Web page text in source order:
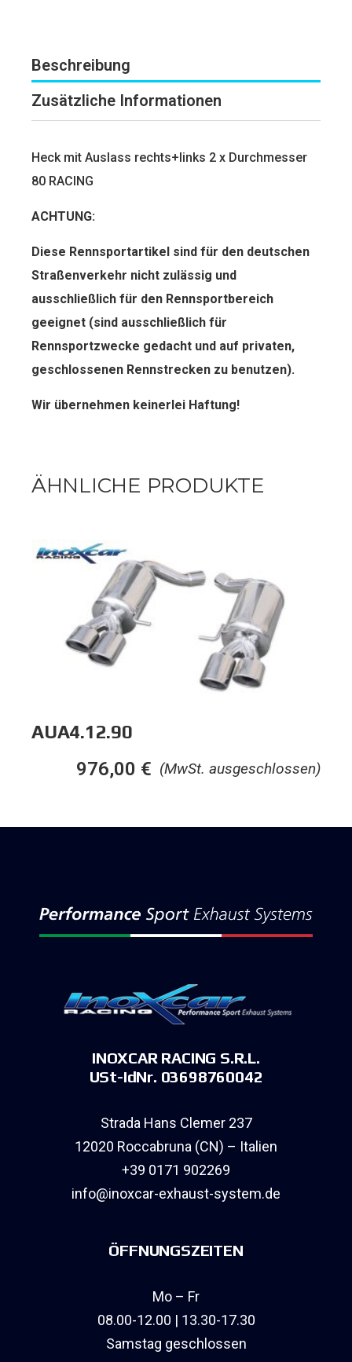
Beschreibung
Zusätzliche Informationen
Heck mit Auslass rechts+links 2 x Durchmesser
80 RACING
ACHTUNG:
Diese Rennsportartikel sind für den deut­schen
Straßenverkehr nicht zulässig und
ausschließlich für den Rennsportbereich
geeignet (sind ausschließlich für
Rennsportzwecke gedacht und auf privaten,
geschlossenen Rennstrecken zu benutzen).
Wir übernehmen keinerlei Haftung!
ÄHNLICHE PRODUKTE
AUA4.12.90
(MwSt. ausgeschlossen)
976,00 €
INOXCAR RACING S.R.L.
USt-IdNr. 03698760042
Strada Hans Clemer 237
12020 Roccabruna (CN) – Italien
+39 0171 902269
info@inoxcar-exhaust-system.de
ÖFFNUNGSZEITEN
Mo – Fr
08.00-12.00 | 13.30-17.30
Samstag geschlossen